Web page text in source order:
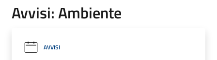
Avvisi: Ambiente
AVVISI